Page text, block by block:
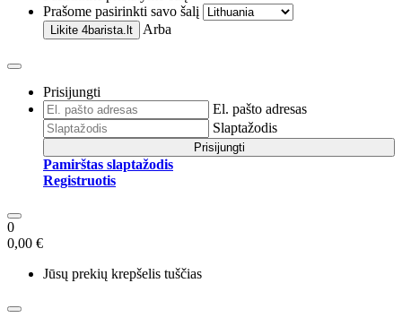
Prašome pasirinkti savo šalį
Likite 4barista.lt Arba
Prisijungti
El. pašto adresas
Slaptažodis
Prisijungti
Pamirštas slaptažodis
Registruotis
0
0,00 €
Jūsų prekių krepšelis tuščias